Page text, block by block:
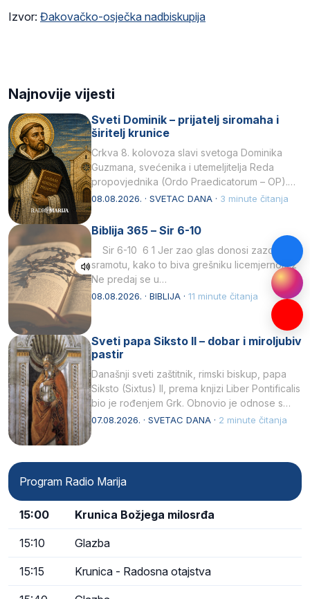
Izvor: Đakovačko-osječka nadbiskupija
Najnovije vijesti
Sveti Dominik – prijatelj siromaha i
širitelj krunice
Crkva 8. kolovoza slavi svetoga Dominika
Guzmana, svećenika i utemeljitelja Reda
propovjednika (Ordo Praedicatorum – OP).
Svojim životom, dubokom ljubavlju prema
08.08.2026. · SVETAC DANA · 3 minute čitanja
Biblija 365 – Sir 6-10
Sir 6-10 6 1 Jer zao glas donosi zazor i
sramotu, kako to biva grešniku licemjernom.2
Ne predaj se u…
08.08.2026. · BIBLIJA · 11 minute čitanja
Sveti papa Siksto II – dobar i miroljubiv
pastir
Današnji sveti zaštitnik, rimski biskup, papa
Siksto (Sixtus) II, prema knjizi Liber Pontificalis
bio je rođenjem Grk. Obnovio je odnose s
afričkim…
07.08.2026. · SVETAC DANA · 2 minute čitanja
Program Radio Marija
15:00 Krunica Božjega milosrđa
15:10 Glazba
15:15 Krunica - Radosna otajstva